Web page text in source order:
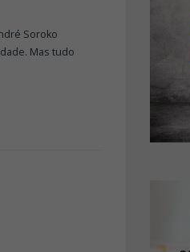
Soroko
Mas tudo